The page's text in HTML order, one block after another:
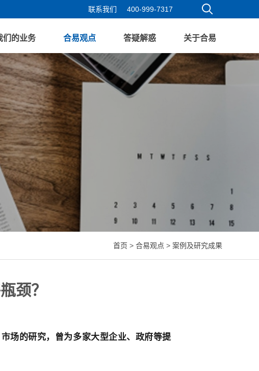
联系我们 400-999-7317
们的业务 合易观点 答疑解惑 关于合易
首页 > 合易观点 > 案例及研究成果
颈？
场的研究，曾为多家大型企业、政府等提